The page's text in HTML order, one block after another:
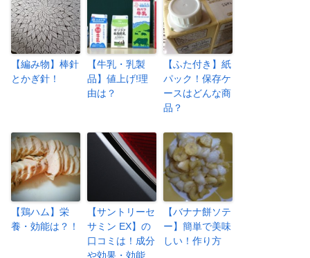
【編み物】棒針
とかぎ針！
【牛乳・乳製
品】値上げ!理
由は？
【ふた付き】紙
パック！保存ケ
ースはどんな商
品？
【鶏ハム】栄
養・効能は？！
【サントリーセ
サミン EX】の
口コミは！成分
や効果・効能
【バナナ餅ソテ
ー】簡単で美味
しい！作り方